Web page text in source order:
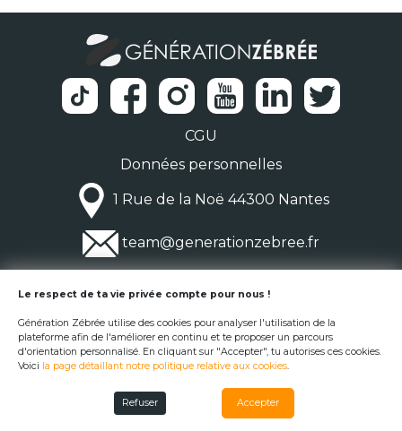
CGU
Données personnelles
1 Rue de la Noë 44300 Nantes
team@generationzebree.fr
© Génération Zébrée 2026
Le respect de ta vie privée compte pour nous !
Génération Zébrée utilise des cookies pour analyser l'utilisation de la
plateforme afin de l'améliorer en continu et te proposer un parcours
d'orientation personnalisé. En cliquant sur "Accepter", tu autorises ces cookies.
Voici la page détaillant notre politique relative aux cookies.
Refuser Accepter